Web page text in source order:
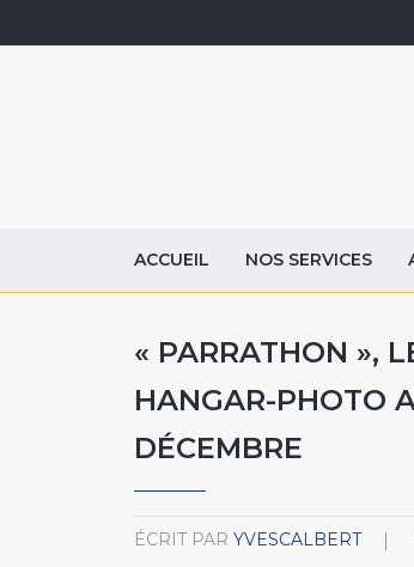
ACCUEIL NOS SERVICES
« PARRATHON »,
HANGAR-PHOTO
DÉCEMBRE
ÉCRIT PAR YVESCALBERT